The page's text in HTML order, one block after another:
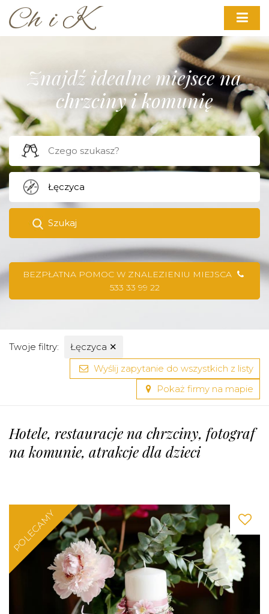
Znajdź idealne miejsce na
chrzciny i komunię
Szukaj
BEZPŁATNA POMOC W ZNALEZIENIU MIEJSCA
533 33 99 22
Twoje filtry: Łęczyca ✕
Wyślij zapytanie do wszystkich z listy
Pokaż firmy na mapie
Hotele, restauracje na chrzciny, fotograf
na komunie, atrakcje dla dzieci
POLECAMY